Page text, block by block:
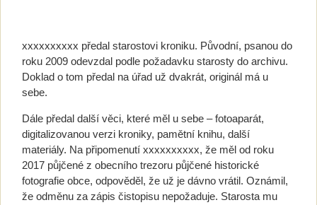
xxxxxxxxxx předal starostovi kroniku. Původní, psanou do
roku 2009 odevzdal podle požadavku starosty do archivu.
Doklad o tom předal na úřad už dvakrát, originál má u
sebe.
Dále předal další věci, které měl u sebe – fotoaparát,
digitalizovanou verzi kroniky, pamětní knihu, další
materiály. Na připomenutí xxxxxxxxxx, že měl od roku
2017 půjčené z obecního trezoru půjčené historické
fotografie obce, odpověděl, že už je dávno vrátil. Oznámil,
že odměnu za zápis čistopisu nepožaduje. Starosta mu